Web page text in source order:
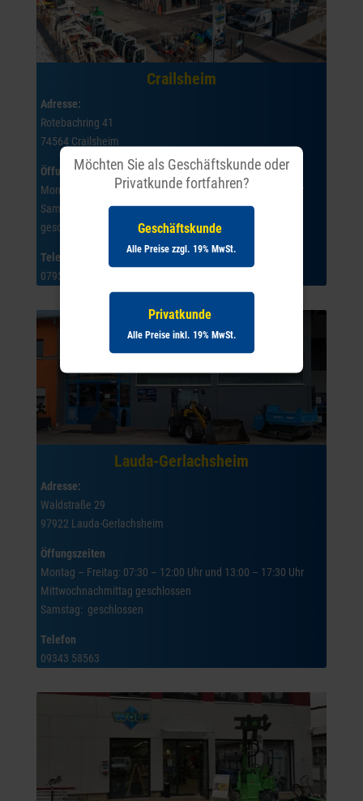
Crailsheim
Adresse:
Rotebachring 41
74564 Crailsheim
Öffungszeiten
Montag – Freitag: 07:00 – 12:00 Uhr und 13:00 – 17:00 Uhr
Samstag: 08:00 – 12:00 Uhr (14-täglich, Januar & Februar
geschlossen)
Telefon
07951 473099 0
Lauda-Gerlachsheim
Adresse:
Waldstraße 29
97922 Lauda-Gerlachsheim
Öffungszeiten
Montag – Freitag: 07:30 – 12:00 Uhr und 13:00 – 17:30 Uhr
Mittwochnachmittag geschlossen
Samstag: geschlossen
Telefon
09343 58563
Möchten Sie als Geschäftskunde oder
Privatkunde fortfahren?
Geschäftskunde
Alle Preise zzgl. 19% MwSt.
Privatkunde
Alle Preise inkl. 19% MwSt.